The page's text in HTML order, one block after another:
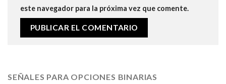
este navegador para la próxima vez que comente.
SEÑALES PARA OPCIONES BINARIAS